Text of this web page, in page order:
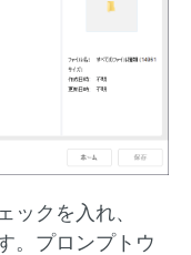
ックを入れ、
。プロンプトウ